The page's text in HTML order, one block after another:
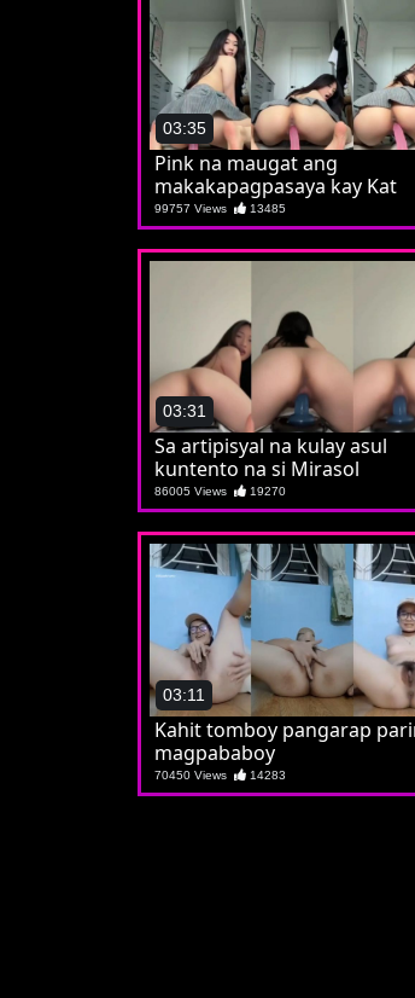
03:35
Pink na maugat ang
makakapagpasaya kay Kat
99757 Views 13485
03:31
Sa artipisyal na kulay asul
kuntento na si Mirasol
86005 Views 19270
03:11
Kahit tomboy pangarap
magpababoy
70450 Views 14283